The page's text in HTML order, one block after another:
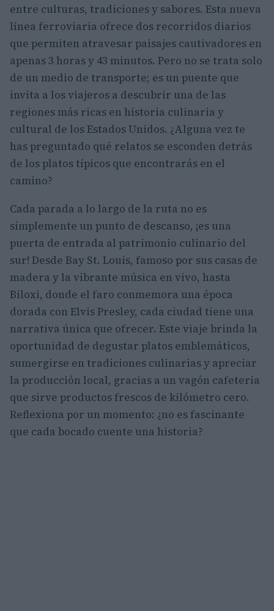
entre culturas, tradiciones y sabores. Esta nueva
línea ferroviaria ofrece dos recorridos diarios
que permiten atravesar paisajes cautivadores en
apenas 3 horas y 43 minutos. Pero no se trata solo
de un medio de transporte; es un puente que
invita a los viajeros a descubrir una de las
regiones más ricas en historia culinaria y
cultural de los Estados Unidos. ¿Alguna vez te
has preguntado qué relatos se esconden detrás
de los platos típicos que encontrarás en el
camino?
Cada parada a lo largo de la ruta no es
simplemente un punto de descanso, ¡es una
puerta de entrada al patrimonio culinario del
sur! Desde Bay St. Louis, famoso por sus casas de
madera y la vibrante música en vivo, hasta
Biloxi, donde el faro conmemora una época
dorada con Elvis Presley, cada ciudad tiene una
narrativa única que ofrecer. Este viaje brinda la
oportunidad de degustar platos emblemáticos,
sumergirse en tradiciones culinarias y apreciar
la producción local, gracias a un vagón cafetería
que sirve productos frescos de kilómetro cero.
Reflexiona por un momento: ¿no es fascinante
que cada bocado cuente una historia?